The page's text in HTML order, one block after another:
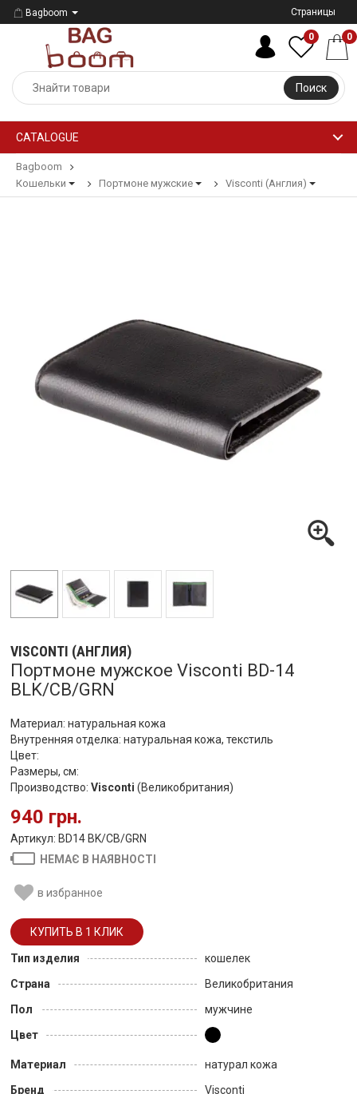
Bagboom Страницы
Поиск
0 0
CATALOGUE
Bagboom
Кошельки
Портмоне мужские Visconti (Англия)
VISCONTI (АНГЛИЯ)
Портмоне мужское Visconti BD-14
BLK/CB/GRN
Материал: натуральная кожа
Внутренняя отделка: натуральная кожа, текстиль
Цвет:
Размеры, см:
Производство: Visconti (Великобритания)
940 грн.
Артикул: BD14 BK/CB/GRN
НЕМАЄ В НАЯВНОСТІ
в избранное
Тип изделия
кошелек
Страна
Великобритания
Пол
мужчине
Цвет
Материал
натурал кожа
Бренд
Visconti